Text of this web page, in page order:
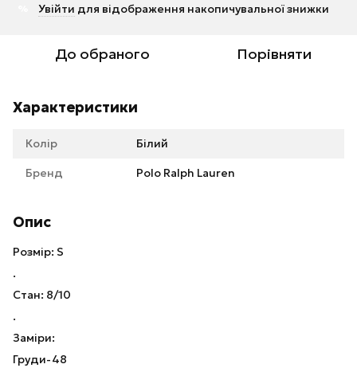
Увійти для відображення накопичувальної знижки
До обраного Порівняти
Характеристики
Колір Білий
Бренд Polo Ralph Lauren
Опис
Розмір: S
.
Стан: 8/10
.
Заміри:
Груди-48